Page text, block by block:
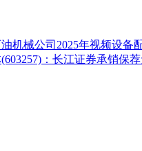
机械公司2025年视频设备
：长江证券承销保